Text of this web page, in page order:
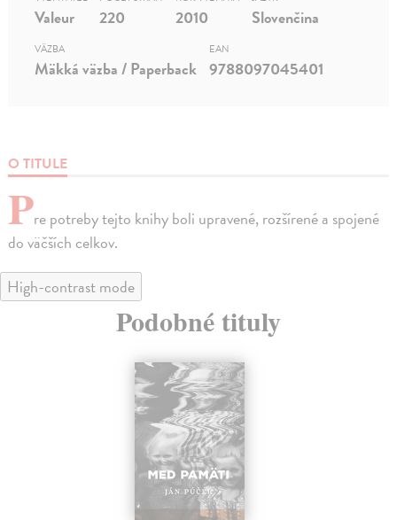
O TITULE
Pre potreby tejto knihy boli upravené, rozšírené a spojené
do väčších celkov.
Valeur 220 2010 Slovenčina
VÄZBA
Mäkká väzba / Paperback
EAN
9788097045401
High-contrast mode
Podobné tituly